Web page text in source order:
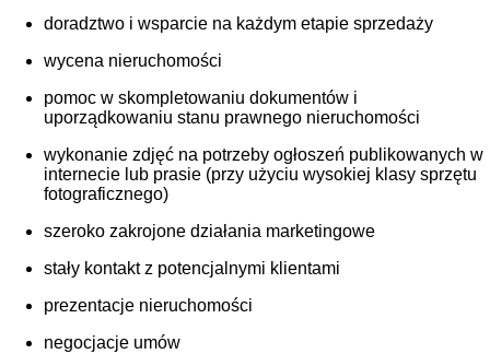
doradztwo i wsparcie na każdym etapie sprzedaży
wycena nieruchomości
pomoc w skompletowaniu dokumentów i
uporządkowaniu stanu prawnego nieruchomości
wykonanie zdjęć na potrzeby ogłoszeń publikowanych w
internecie lub prasie (przy użyciu wysokiej klasy sprzętu
fotograficznego)
szeroko zakrojone działania marketingowe
stały kontakt z potencjalnymi klientami
prezentacje nieruchomości
negocjacje umów